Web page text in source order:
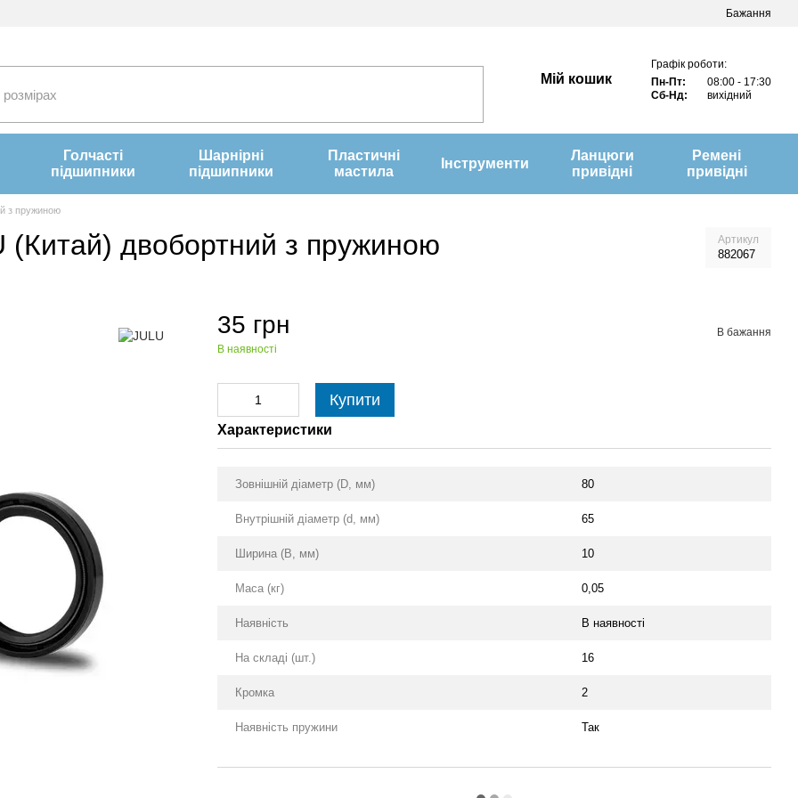
Бажання
Мій кошик
Графік роботи:
Пн-Пт:
08:00 - 17:30
Сб-Нд:
вихідний
Голчасті
підшипники
Шарнірні
підшипники
Пластичні
мастила
Інструменти
Ланцюги
привідні
Ремені
привідні
з пружиною
двобортний з пружиною Артикул
882067
35 грн
В наявності
В бажання
Купити
Характеристики
Зовнішній діаметр (D, мм) 80
Внутрішній діаметр (d, мм) 65
Ширина (B, мм) 10
Маса (кг) 0,05
Наявність В наявності
На складі (шт.) 16
Кромка 2
Наявність пружини Так